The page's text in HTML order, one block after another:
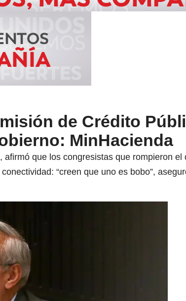
de Crédito
MinHacienda
que los congresistas que rompieron
“creen que uno es bobo”,